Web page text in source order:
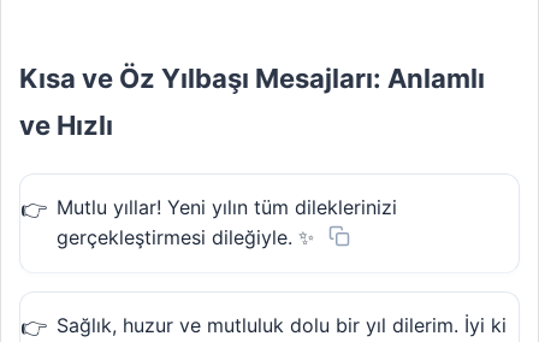
Kısa ve Öz Yılbaşı Mesajları: Anlamlı
ve Hızlı
Mutlu yıllar! Yeni yılın tüm dileklerinizi
gerçekleştirmesi dileğiyle. ✨
Sağlık, huzur ve mutluluk dolu bir yıl dilerim. İyi ki